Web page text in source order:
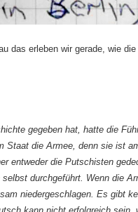
das erleben wir gerade, wie
gegeben hat, hatte die
die Armee, denn sie ist
entweder die Putschisten
durchgeführt. Wenn die
niedergeschlagen. Es gibt